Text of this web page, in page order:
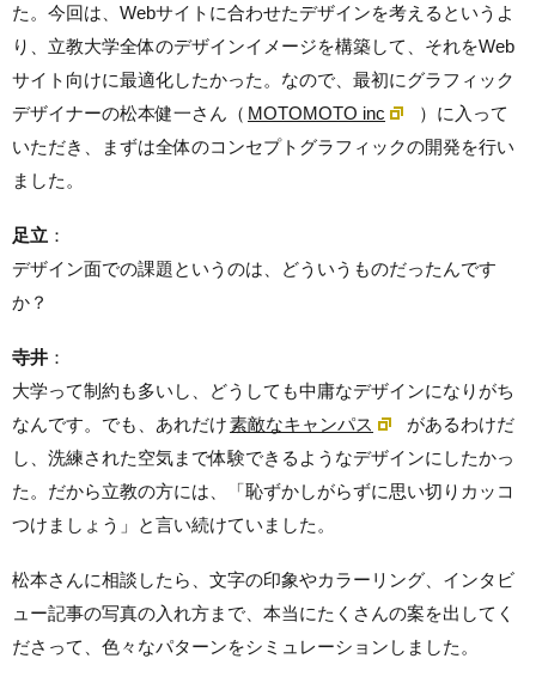
た。今回は、Webサイトに合わせたデザインを考えるというよ
り、立教大学全体のデザインイメージを構築して、それをWeb
サイト向けに最適化したかった。なので、最初にグラフィック
デザイナーの松本健一さん（ MOTOMOTO inc
）に入って
いただき、まずは全体のコンセプトグラフィックの開発を行い
ました。
足立 ：
デザイン面での課題というのは、どういうものだったんです
か？
寺井 ：
大学って制約も多いし、どうしても中庸なデザインになりがち
なんです。でも、あれだけ素敵なキャンパス
があるわけだ
し、洗練された空気まで体験できるようなデザインにしたかっ
た。だから立教の方には、「恥ずかしがらずに思い切りカッコ
つけましょう」と言い続けていました。
松本さんに相談したら、文字の印象やカラーリング、インタビ
ュー記事の写真の入れ方まで、本当にたくさんの案を出してく
ださって、色々なパターンをシミュレーションしました。